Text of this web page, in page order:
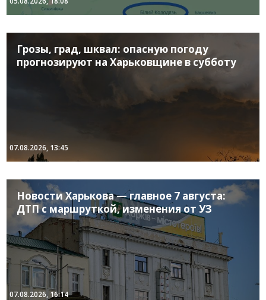
Грозы, град, шквал: опасную погоду
прогнозируют на Харьковщине в субботу
07.08.2026, 13:45
Новости Харькова — главное 7 августа:
ДТП с маршруткой, изменения от УЗ
07.08.2026, 16:14